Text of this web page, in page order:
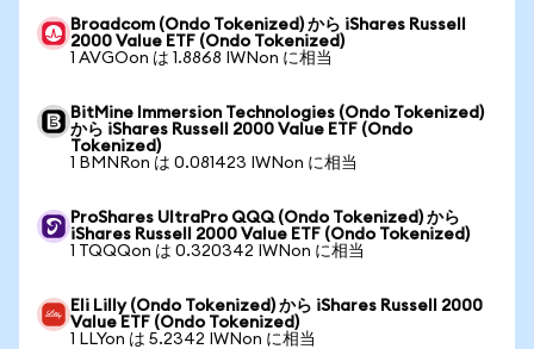
Broadcom (Ondo Tokenized) から iShares Russell
2000 Value ETF (Ondo Tokenized)
1 AVGOon は 1.8868 IWNon に相当
BitMine Immersion Technologies (Ondo Tokenized)
から iShares Russell 2000 Value ETF (Ondo
Tokenized)
1 BMNRon は 0.081423 IWNon に相当
ProShares UltraPro QQQ (Ondo Tokenized) から
iShares Russell 2000 Value ETF (Ondo Tokenized)
1 TQQQon は 0.320342 IWNon に相当
Eli Lilly (Ondo Tokenized) から iShares Russell 2000
Value ETF (Ondo Tokenized)
1 LLYon は 5.2342 IWNon に相当